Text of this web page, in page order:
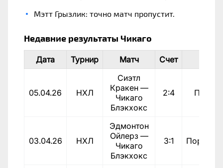
Мэтт Грызлик: точно матч пропустит.
Недавние результаты Чикаго
Дата Турнир Матч Счет
05.04.26 НХЛ
Сиэтл
Кракен —
Чикаго
Блэкхокс
2:4 Победа
03.04.26 НХЛ
Эдмонтон
Ойлерз —
Чикаго
Блэкхокс
3:1